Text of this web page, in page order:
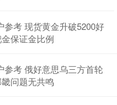
+224.37 +1.59%
考 现货黄金升破5200好
保证金比例
参考 俄好意思乌三方首轮
问题无共鸣